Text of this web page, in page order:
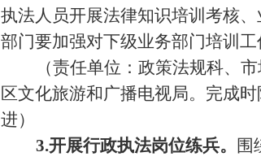
执法人员开展法律知识培训考核
部门要加强对下级业务部门培训工
（责任单位：政策法规科、
区文化旅游和广播电视局。完成时
进）
3.开展行政执法岗位练兵。
围